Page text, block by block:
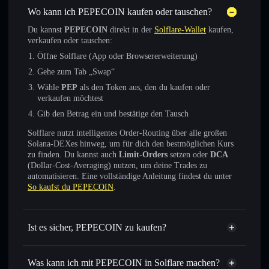
Wo kann ich PEPECOIN kaufen oder tauschen?
Du kannst PEPECOIN direkt in der Solflare-Wallet kaufen,
verkaufen oder tauschen:
Öffne Solflare (App oder Browsererweiterung)
Gehe zum Tab „Swap“
Wähle PEP als den Token aus, den du kaufen oder
verkaufen möchtest
Gib den Betrag ein und bestätige den Tausch
Solflare nutzt intelligentes Order-Routing über alle großen
Solana-DEXes hinweg, um für dich den bestmöglichen Kurs
zu finden. Du kannst auch Limit-Orders setzen oder DCA
(Dollar-Cost-Averaging) nutzen, um deine Trades zu
automatisieren. Eine vollständige Anleitung findest du unter
So kaufst du PEPECOIN.
Ist es sicher, PEPECOIN zu kaufen?
PEPECOIN verifizierter Token
Was kann ich mit PEPECOIN in Solflare machen?